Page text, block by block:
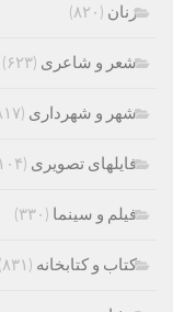
زنان (۸۲۰)
شعر و شاعری (۶۲۳)
شهر و شهرداری (۸۱۷)
فایلهای تصویری (۱۰۴)
فیلم و سینما (۳۳۰)
کتاب و کتابخانه (۸۳۱)